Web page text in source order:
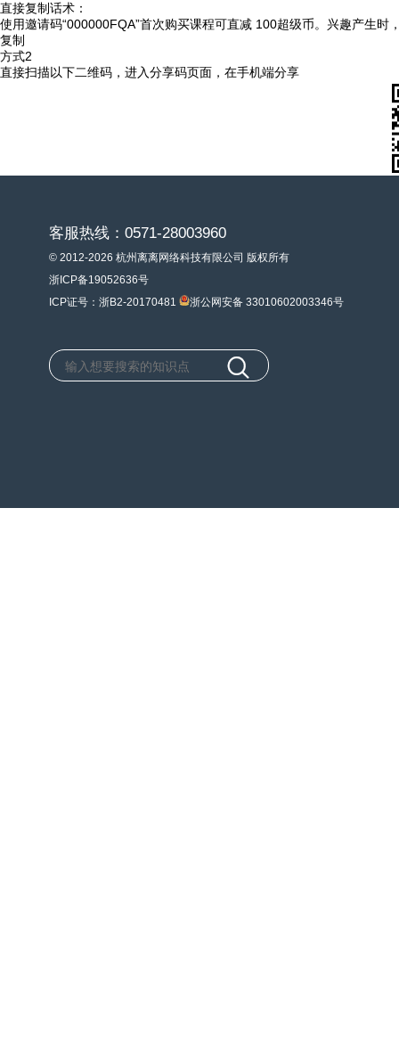
直接复制话术：
使用邀请码“000000FQA”首次购买课程可直减 100超级币。兴趣产生时
复制
方式2
直接扫描以下二维码，进入分享码页面，在手机端分享
客服热线：0571-28003960
© 2012-2026 杭州离离网络科技有限公司 版权所有
浙ICP备19052636号
ICP证号：浙B2-20170481
浙公网安备 33010602003346号